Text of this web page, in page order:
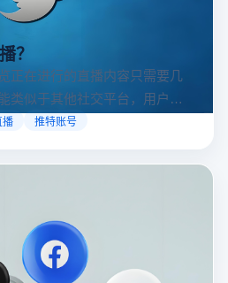
？
正在进行的直播内容只需要几
类似于其他社交平台，用户可
号、浏览话题标签或查看实时
动，无论是关注新闻事件、休
播 推特账号